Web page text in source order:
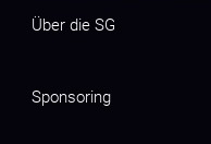
Über die SG
Sponsoring